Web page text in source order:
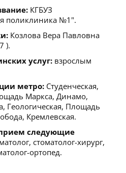
КГБУЗ
поликлиника №1".
Козлова Вера Павловна
).
услуг: взрослым
метро: Студенческая,
Маркса, Динамо,
Геологическая, Площадь
Кремлевская.
следующие
стоматолог-хирург,
ортопед.